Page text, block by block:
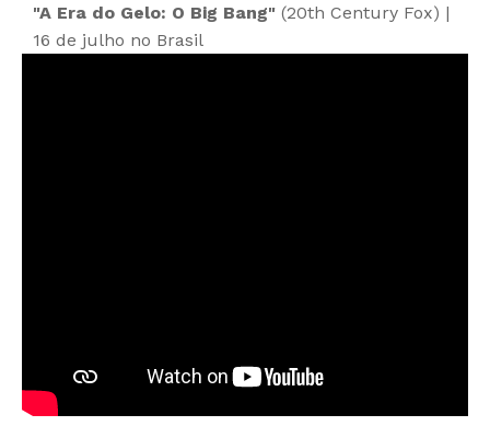
"A Era do Gelo: O Big Bang" (20th Century Fox) |
16 de julho no Brasil